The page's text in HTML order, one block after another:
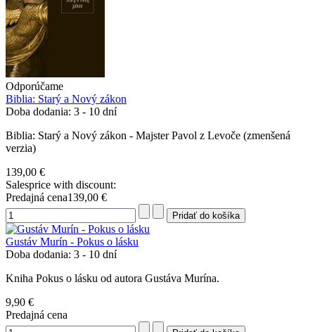
Odporúčame
Biblia: Starý a Nový zákon
Doba dodania: 3 - 10 dní
Biblia: Starý a Nový zákon - Majster Pavol z Levoče (zmenšená
verzia)
139,00 €
Salesprice with discount:
Predajná cena139,00 €
Gustáv Murín - Pokus o lásku
Doba dodania: 3 - 10 dní
Kniha Pokus o lásku od autora Gustáva Murína.
9,90 €
Predajná cena